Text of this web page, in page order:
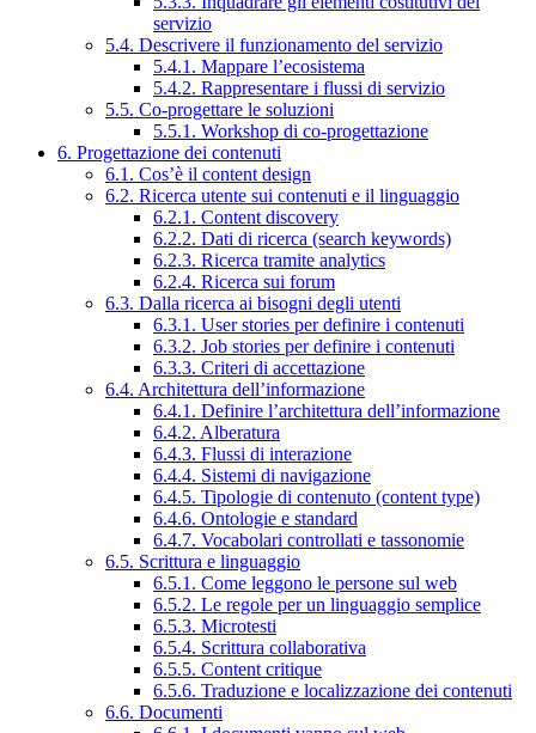
servizio
5.4. Descrivere il funzionamento del servizio
5.4.1. Mappare l’ecosistema
5.4.2. Rappresentare i flussi di servizio
5.5. Co-progettare le soluzioni
5.5.1. Workshop di co-progettazione
6. Progettazione dei contenuti
6.1. Cos’è il content design
6.2. Ricerca utente sui contenuti e il linguaggio
6.2.1. Content discovery
6.2.2. Dati di ricerca (search keywords)
6.2.3. Ricerca tramite analytics
6.2.4. Ricerca sui forum
6.3. Dalla ricerca ai bisogni degli utenti
6.3.1. User stories per definire i contenuti
6.3.2. Job stories per definire i contenuti
6.3.3. Criteri di accettazione
6.4. Architettura dell’informazione
6.4.1. Definire l’architettura dell’informazione
6.4.2. Alberatura
6.4.3. Flussi di interazione
6.4.4. Sistemi di navigazione
6.4.5. Tipologie di contenuto (content type)
6.4.6. Ontologie e standard
6.4.7. Vocabolari controllati e tassonomie
6.5. Scrittura e linguaggio
6.5.1. Come leggono le persone sul web
6.5.2. Le regole per un linguaggio semplice
6.5.3. Microtesti
6.5.4. Scrittura collaborativa
6.5.5. Content critique
6.5.6. Traduzione e localizzazione dei contenuti
6.6. Documenti